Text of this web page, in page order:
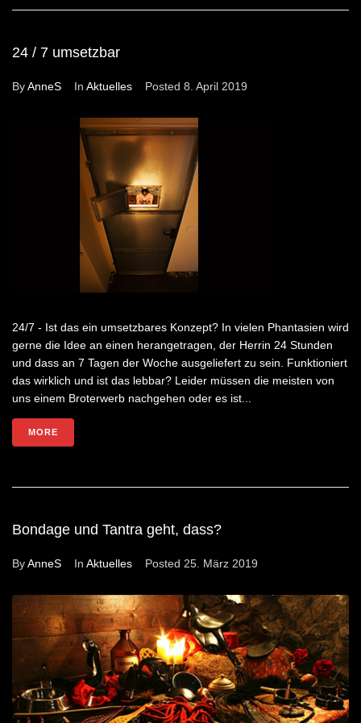
24 / 7 umsetzbar
ByAnneS In Aktuelles Posted 8. April 2019
24/7 - Ist das ein umsetzbares Konzept? In vielen Phantasien wird
gerne die Idee an einen herangetragen, der Herrin 24 Stunden
und dass an 7 Tagen der Woche ausgeliefert zu sein. Funktioniert
das wirklich und ist das lebbar? Leider müssen die meisten von
uns einem Broterwerb nachgehen oder es ist...
MORE
Bondage und Tantra geht, dass?
ByAnneS In Aktuelles Posted 25. März 2019